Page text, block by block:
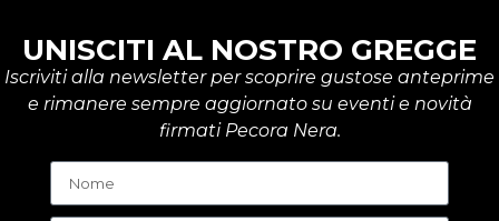
UNISCITI AL NOSTRO GREGGE
Iscriviti alla newsletter per scoprire gustose anteprime
e rimanere sempre aggiornato su eventi e novità
firmati Pecora Nera.